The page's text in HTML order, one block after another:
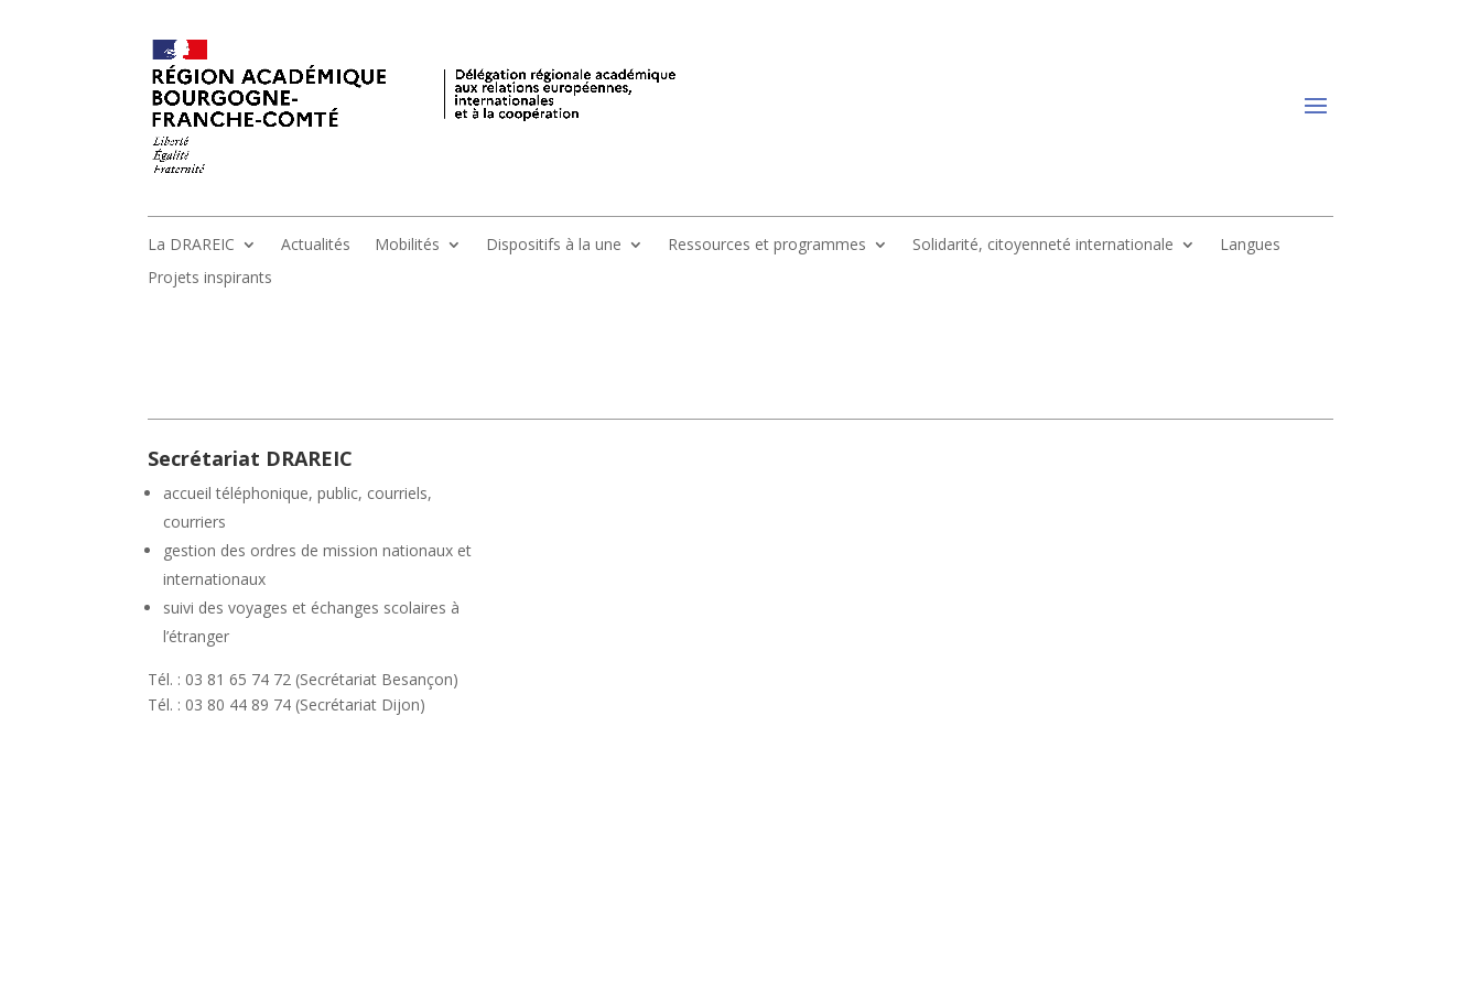
La DRAREIC Actualités Mobilités Dispositifs à la une Ressources et programmes Solidarité, citoyenneté internationale
Langues
Projets inspirants
Secrétariat DRAREIC
accueil téléphonique, public, courriels,
courriers
gestion des ordres de mission nationaux et
internationaux
suivi des voyages et échanges scolaires à
l’étranger
Tél. : 03 81 65 74 72 (Secrétariat Besançon)
Tél. : 03 80 44 89 74 (Secrétariat Dijon)